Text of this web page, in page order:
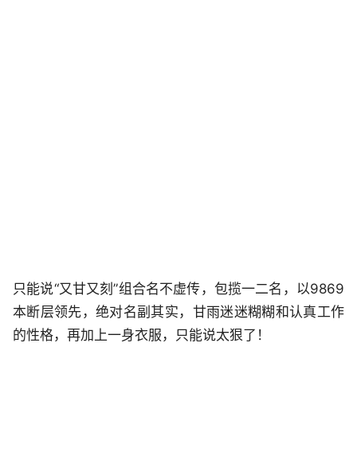
只能说“又甘又刻”组合名不虚传，包揽一二名，以9869
本断层领先，绝对名副其实，甘雨迷迷糊糊和认真工作
的性格，再加上一身衣服，只能说太狠了！